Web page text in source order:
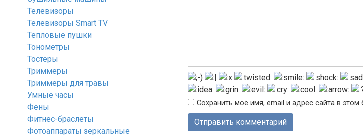
Сохранить моё имя, email и адрес сайта в
Телевизоры
Телевизоры Smart TV
Тепловые пушки
Тонометры
Тостеры
Триммеры
Триммеры для травы
Умные часы
Фены
Фитнес-браслеты
Фотоаппараты зеркальные